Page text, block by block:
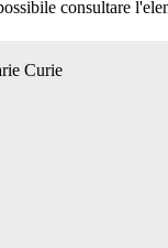
consultare
Curie